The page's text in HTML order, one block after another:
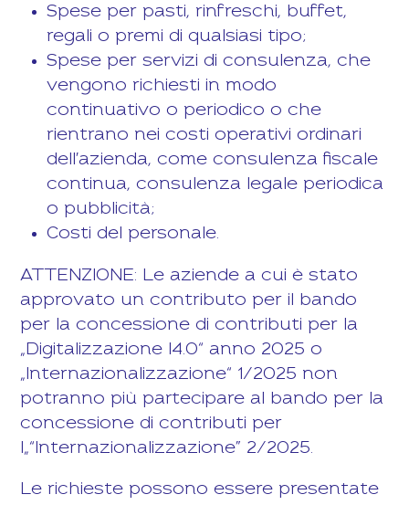
Spese per pasti, rinfreschi, buffet,
regali o premi di qualsiasi tipo;
Spese per servizi di consulenza, che
vengono richiesti in modo
continuativo o periodico o che
rientrano nei costi operativi ordinari
dell'azienda, come consulenza fiscale
continua, consulenza legale periodica
o pubblicità;
Costi del personale.
ATTENZIONE: Le aziende a cui è stato
approvato un contributo per il bando
per la concessione di contributi per la
„Digitalizzazione I4.0“ anno 2025 o
„Internazionalizzazione“ 1/2025 non
potranno più partecipare al bando per la
concessione di contributi per
l„“Internazionalizzazione" 2/2025.
Le richieste possono essere presentate